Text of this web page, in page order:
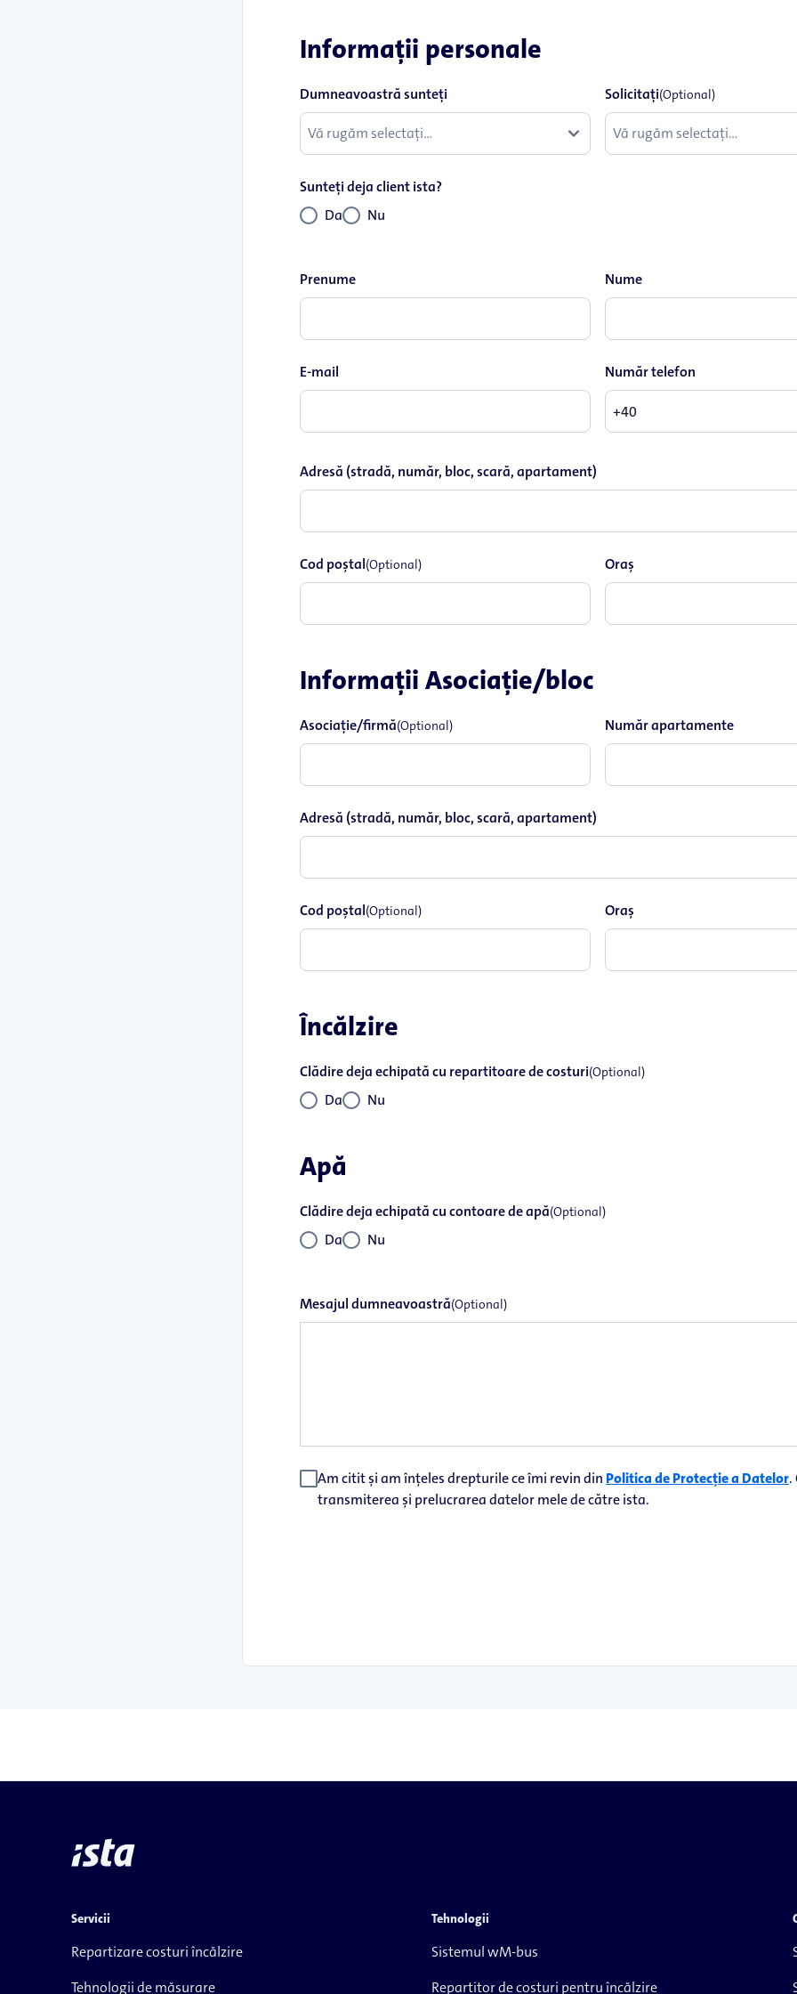
Informaţii personale
Dumneavoastră sunteţi Solicitaţi(Optional)
Sunteţi deja client ista?
Da
Nu
Prenume Nume
E-mail Număr telefon
Adresă (stradă, număr, bloc, scară, apartament)
Cod poştal(Optional) Oraş
Informaţii Asociaţie/bloc
Asociaţie/firmă(Optional) Număr apartamente
Adresă (stradă, număr, bloc, scară, apartament)
Cod poştal(Optional) Oraş
Încălzire
Clădire deja echipată cu repartitoare de costuri(Optional)
Da Nu
Apă
Clădire deja echipată cu contoare de apă(Optional)
Da Nu
Mesajul dumneavoastră(Optional)
Am citit și am înțeles drepturile ce îmi revin din Politica de Protecție a Datelor.
transmiterea și prelucrarea datelor mele de către ista.
Servicii
Repartizare costuri încălzire
Tehnologii de măsurare
Tehnologii
Sistemul wM-bus
Repartitor de costuri pentru încălzire